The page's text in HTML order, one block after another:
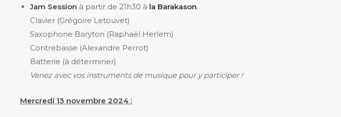
Jam Session à partir de 21h30 à la Barakason
Clavier (Grégoire Letouvet)
Saxophone Baryton (Raphaël Herlem)
Contrebasse (Alexandre Perrot)
Batterie (à déterminer)
Venez avec vos instruments de musique pour y participer !
Mercredi 13 novembre 2024 :